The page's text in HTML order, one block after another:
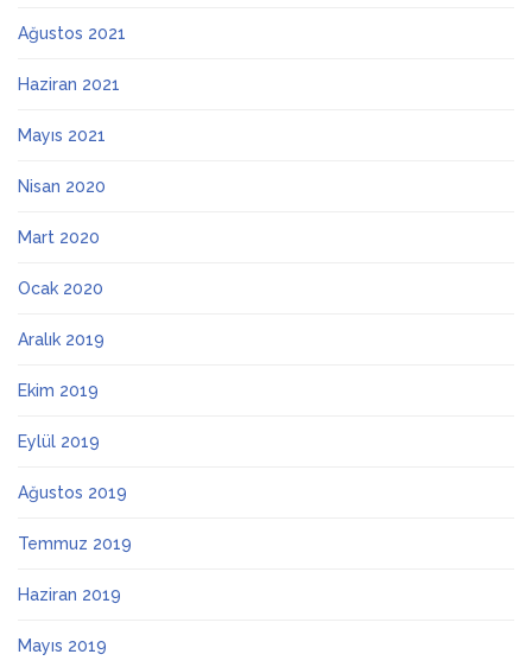
Ağustos 2021
Haziran 2021
Mayıs 2021
Nisan 2020
Mart 2020
Ocak 2020
Aralık 2019
Ekim 2019
Eylül 2019
Ağustos 2019
Temmuz 2019
Haziran 2019
Mayıs 2019